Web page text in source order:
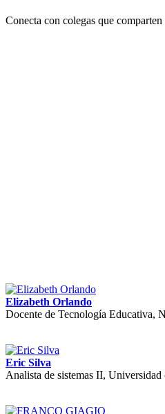
Conecta con colegas que
Elizabeth Orlando
Docente de Tecnología Educativa,
Eric Silva
Analista de sistemas II,